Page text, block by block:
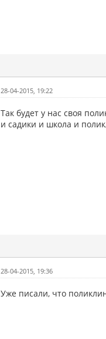
28-04-2015, 19:22
Так будет у нас своя
и садики и школа и
28-04-2015, 19:36
Уже писали, что